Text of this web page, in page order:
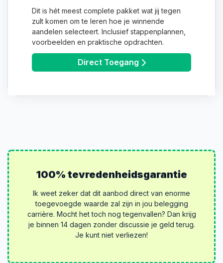
zult komen om te leren hoe je winnende
aandelen selecteert. Inclusief stappenplannen,
voorbeelden en praktische opdrachten.
Direct Toegang
Ik weet zeker dat dit aanbod direct van enorme
toegevoegde waarde zal zijn in jou belegging
carrière. Mocht het toch nog tegenvallen? Dan krijg
je binnen 14 dagen zonder discussie je geld terug.
Je kunt niet verliezen!